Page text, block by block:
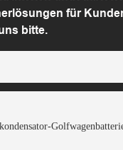
für
bitte.